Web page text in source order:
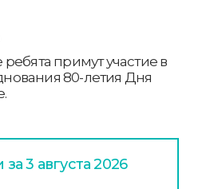
примут участие в
80-летия Дня
3 августа 2026